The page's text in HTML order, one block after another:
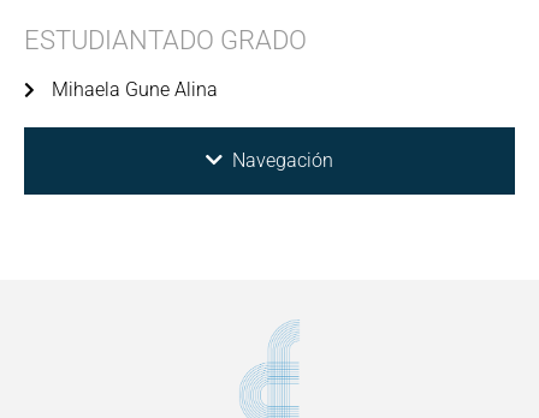
ESTUDIANTADO GRADO
Mihaela Gune Alina
Navegación